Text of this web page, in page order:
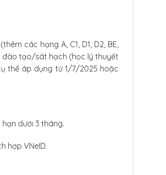
các hạng A, C1, D1, D2, BE,
đào tạo/sát hạch (học lý thuyết
thể áp dụng từ 1/7/2025 hoặc
dưới 3 tháng.
hợp VNeID.